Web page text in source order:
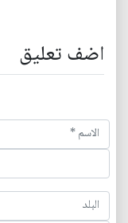
اضف تعليق